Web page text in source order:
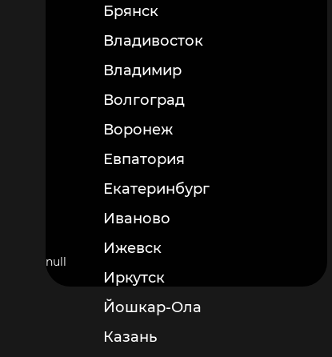
Брянск
Владивосток
Владимир
Волгоград
Воронеж
Евпатория
Екатеринбург
Иваново
Ижевск
Иркутск
Йошкар-Ола
Казань
null